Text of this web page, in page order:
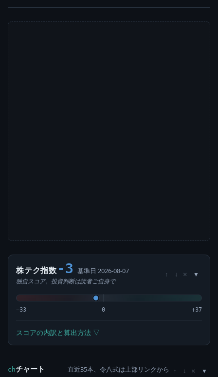
株テク指数 -3 基準日 2026-08-07
独自スコア。投資判断は読者ご自身で
↑ ↓ ×
−33 0 +37
スコアの内訳と算出方法 ▽
chチャート 直近35本、令八式は上部リンクから ↑ ↓ ×